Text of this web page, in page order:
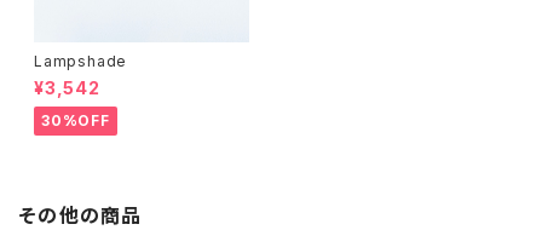
Lampshade
¥3,542
30%OFF
その他の商品